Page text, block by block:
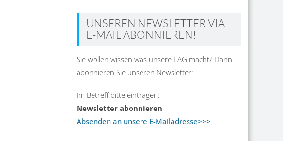
UNSEREN NEWSLETTER VIA
E-MAIL ABONNIEREN!
Sie wollen wissen was unsere LAG macht? Dann
abonnieren Sie unseren Newsletter:
Im Betreff bitte eintragen:
Newsletter abonnieren
Absenden an unsere E-Mailadresse>>>